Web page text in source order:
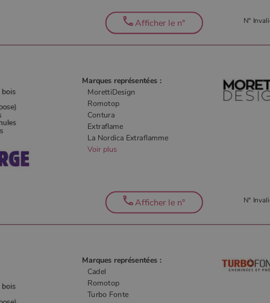
N°
Afficher le n°
Marques représentées :
MorettiDesign
Romotop
Contura
Extraflame
La Nordica Extraflamme
Voir plus
N°
Afficher le n°
Marques représentées :
Cadel
Romotop
Turbo Fonte